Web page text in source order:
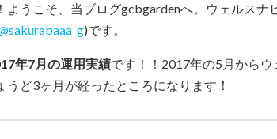
ようこそ、当ブログgcbgardenへ。ウェルスナ
)です。
年7月の運用実績です！！2017年の5月から
うど3ヶ月が経ったところになります！